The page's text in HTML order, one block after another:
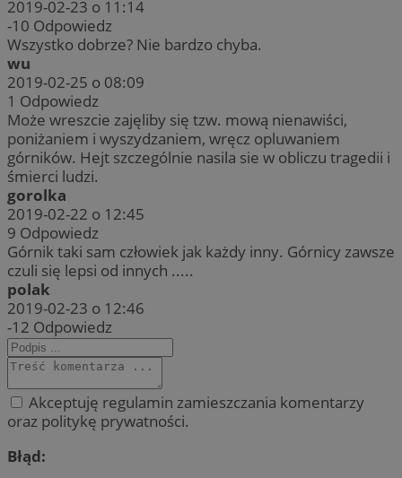
2019-02-23 o 11:14
-10 Odpowiedz
Wszystko dobrze? Nie bardzo chyba.
wu
2019-02-25 o 08:09
1 Odpowiedz
Może wreszcie zajęliby się tzw. mową nienawiści,
poniżaniem i wyszydzaniem, wręcz opluwaniem
górników. Hejt szczególnie nasila sie w obliczu tragedii i
śmierci ludzi.
gorolka
2019-02-22 o 12:45
9 Odpowiedz
Górnik taki sam człowiek jak każdy inny. Górnicy zawsze
czuli się lepsi od innych .....
polak
2019-02-23 o 12:46
-12 Odpowiedz
Akceptuję regulamin zamieszczania komentarzy
oraz politykę prywatności.
Błąd: